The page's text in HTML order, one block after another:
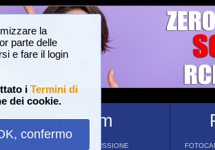
la
parte delle
e fare il login
i Termini di
dei cookie.
confermo
Forum
FORUM DI DISCUSSIONE